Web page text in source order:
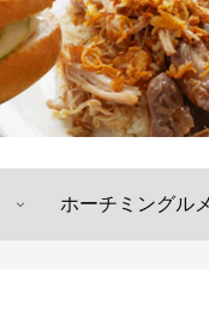
ホーチミングルメ